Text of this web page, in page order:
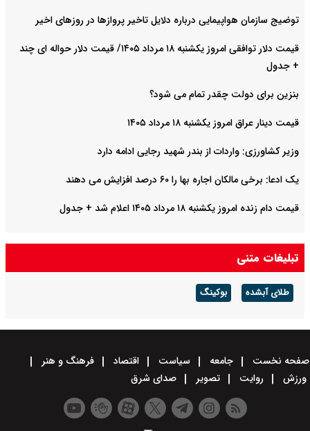
توضیج سازمان هواپیمایی درباره دلایل تاخیر پروازها در روزهای اخیر
قیمت دلار توافقی امروز یکشنبه ۱۸ مرداد ۱۴۰۵/ قیمت دلار حواله ای چند
+ جدول
بنزین برای دولت چقدر تمام می شود؟
قیمت دینار عراق امروز یکشنبه ۱۸ مرداد ۱۴۰۵
وزیر کشاورزی: واردات از بندر شهید رجایی ادامه دارد
یک ادعا: برخی مالکان اجاره بها را ۶۰ درصد افزایش می دهند
قیمت دام زنده امروز یکشنبه ۱۸ مرداد ۱۴۰۵ اعلام شد + جدول
تبلیغات متنی
طلای آبشده بوکینگ
صفحه نخست جامعه سیاست اقتصاد
فرهنگ و هنر
ورزش
روایت تصویر صدای شرق